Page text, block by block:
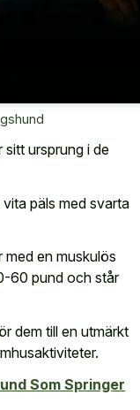
sitt ursprung i de
päls med svarta
en muskulös
60 pund och står
dem till en utmärkt
Som Springer